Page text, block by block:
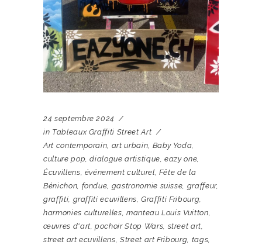
24 septembre 2024
in Tableaux Graffiti Street Art
Art contemporain, art urbain, Baby Yoda,
culture pop,dialogue artistique,eazy one,
Écuvillens, événement culturel, Fête de la
Bénichon, fondue, gastronomie suisse, graffeur,
graffiti, graffiti ecuvillens,Graffiti Fribourg,
harmonies culturelles, manteau Louis Vuitton,
œuvres d'art,pochoir Stop Wars, street art,
street art ecuvillens, Street art Fribourg, tags,